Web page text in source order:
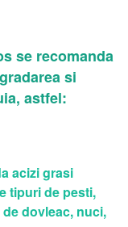
se recomanda
si
astfel:
acizi grasi
tipuri de pesti,
dovleac, nuci,